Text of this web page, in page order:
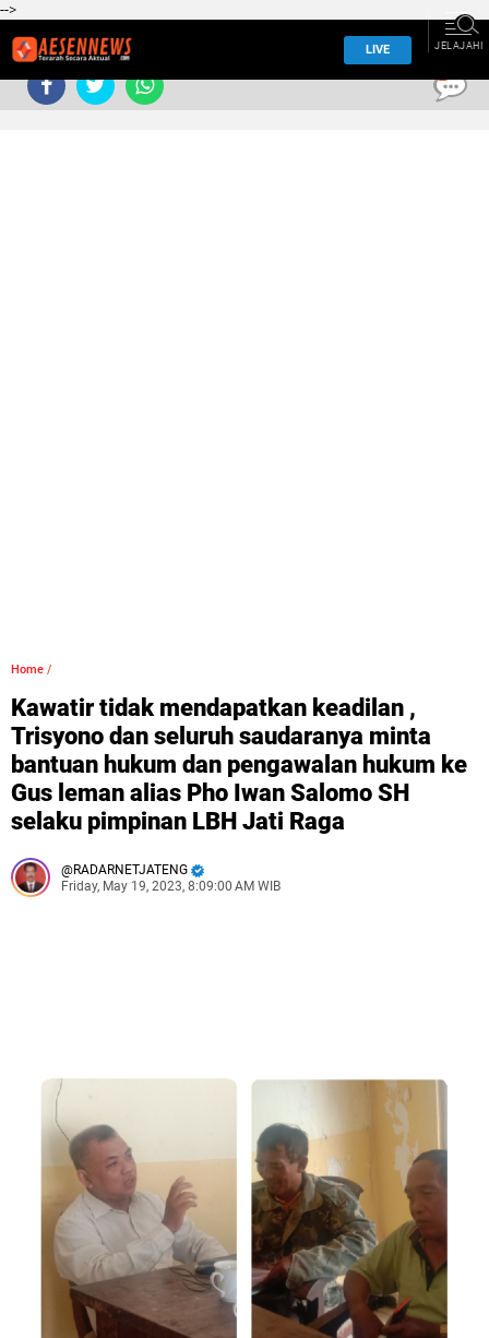
-->
LIVE JELAJAHI
Home /
Kawatir tidak mendapatkan keadilan ,
Trisyono dan seluruh saudaranya minta
bantuan hukum dan pengawalan hukum ke
Gus leman alias Pho Iwan Salomo SH
selaku pimpinan LBH Jati Raga
RADARNETJATENG
Friday, May 19, 2023, 8:09:00 AM WIB